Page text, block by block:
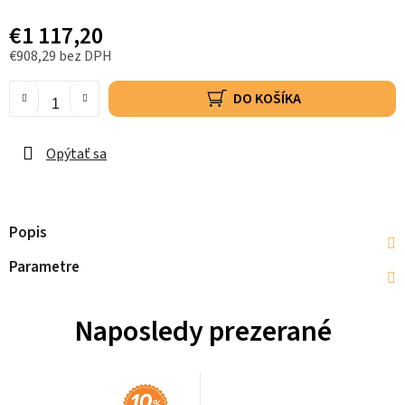
€1 117,20
€908,29 bez DPH
DO KOŠÍKA
Opýtať sa
Popis
Parametre
Naposledy prezerané